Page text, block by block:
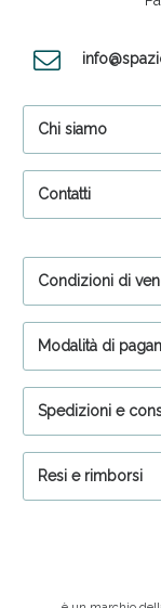
Chi siamo
Contatti
Condizioni di
Modalità di
Spedizioni e
Resi e rimborsi